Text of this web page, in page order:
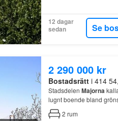
12 dagar
sedan
Se
2 290 000 kr
Bostadsrätti 414
Stadsdelen Majorna
lugnt boende bland
2 rum